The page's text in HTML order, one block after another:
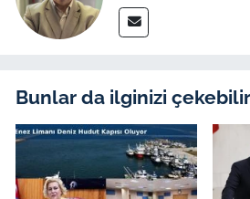
Bunlar da ilginizi çekebilir